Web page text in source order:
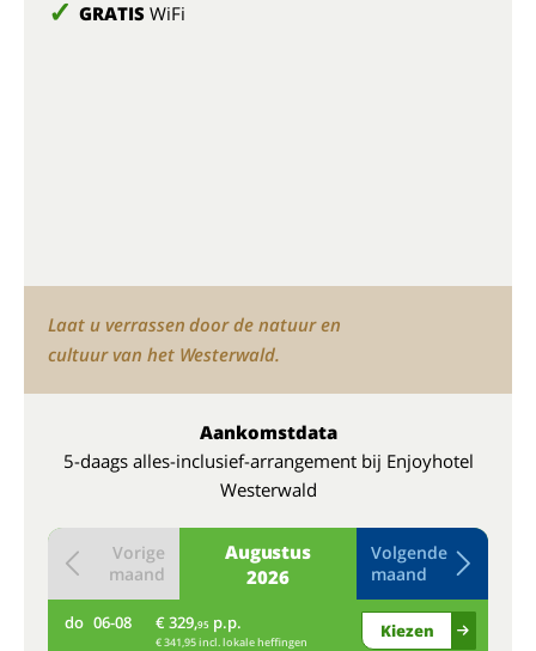
GRATIS WiFi
Laat u verrassen door de natuur en
cultuur van het Westerwald.
Aankomstdata
5-daags alles-inclusief-arrangement bij Enjoyhotel
Westerwald
Augustus
2026
Vorige
maand
Volgende
maand
do 06-08 € 329,95 p.p.
€ 341,95 incl. lokale heffingen
Kiezen